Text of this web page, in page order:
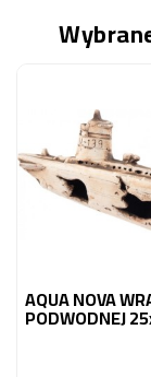
AQUA NOVA
PODWODNEJ